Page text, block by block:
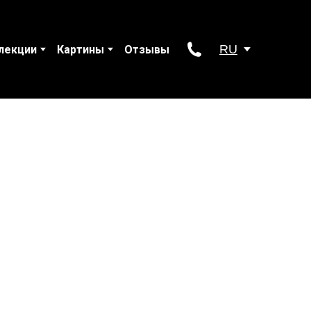
Картины Отзывы RU